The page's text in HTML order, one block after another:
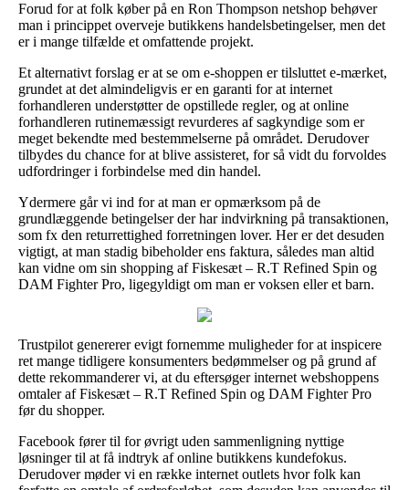
Forud for at folk køber på en Ron Thompson netshop behøver
man i princippet overveje butikkens handelsbetingelser, men det
er i mange tilfælde et omfattende projekt.
Et alternativt forslag er at se om e-shoppen er tilsluttet e-mærket,
grundet at det almindeligvis er en garanti for at internet
forhandleren understøtter de opstillede regler, og at online
forhandleren rutinemæssigt revurderes af sagkyndige som er
meget bekendte med bestemmelserne på området. Derudover
tilbydes du chance for at blive assisteret, for så vidt du forvoldes
udfordringer i forbindelse med din handel.
Ydermere går vi ind for at man er opmærksom på de
grundlæggende betingelser der har indvirkning på transaktionen,
som fx den returrettighed forretningen lover. Her er det desuden
vigtigt, at man stadig bibeholder ens faktura, således man altid
kan vidne om sin shopping af Fiskesæt – R.T Refined Spin og
DAM Fighter Pro, ligegyldigt om man er voksen eller et barn.
Trustpilot genererer evigt fornemme muligheder for at inspicere
ret mange tidligere konsumenters bedømmelser og på grund af
dette rekommanderer vi, at du eftersøger internet webshoppens
omtaler af Fiskesæt – R.T Refined Spin og DAM Fighter Pro
før du shopper.
Facebook fører til for øvrigt uden sammenligning nyttige
løsninger til at få indtryk af online butikkens kundefokus.
Derudover møder vi en række internet outlets hvor folk kan